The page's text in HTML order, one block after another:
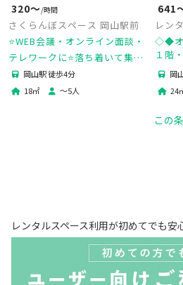
320〜/時間
さくらんぼスペース 岡山駅前
⭐️WEB会議・オンライン面談・
テレワークに⭐️落ち着いて集中
できる個室空間⭐️駅近で便利⭐️
＜さくらんぼスペース＞
岡山駅 徒歩4分
18㎡ 〜5人
641
レン
◇◆オ
１階
駅徒
たり
ニタ
岡
24
この
レンタルスペース利用が初めてでも安